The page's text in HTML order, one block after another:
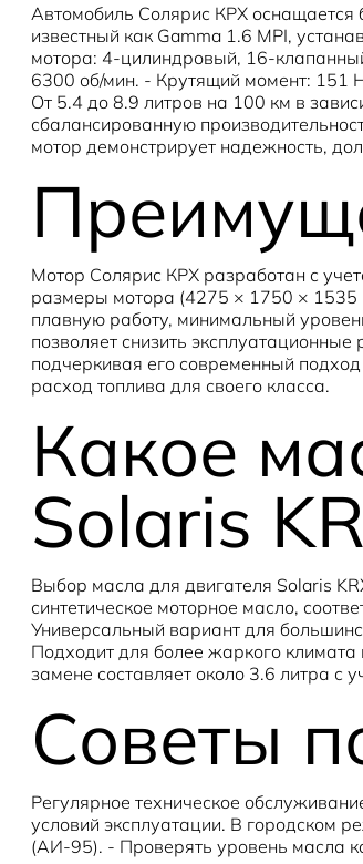
Автомобиль Солярис КРХ оснащается
известный как Gamma 1.6 MPI,
мотора: 4-цилиндровый, 16-
6300 об/мин. - Крутящий момент: 151
От 5.4 до 8.9 литров на 100 км в
сбалансированную
мотор демонстрирует надежность,
Мотор Солярис КРХ разработан с
размеры мотора (4275 × 1750 × 1535
плавную работу, минимальный
позволяет снизить
подчеркивая его современный
расход топлива для своего класса.
Какое
Solaris
Выбор масла для двигателя Solaris
синтетическое моторное масло,
Универсальный вариант для
Подходит для более жаркого
замене составляет около 3.6 литра
Советы
Регулярное техническое
условий эксплуатации. В городском
(АИ-95). - Проверять уровень масла